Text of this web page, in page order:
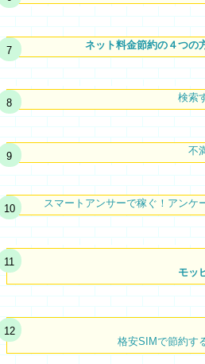
ネット料金節約の４つの
検索
不
スマートアンサーで稼ぐ！アンケ
モッ
格安SIMで節約す